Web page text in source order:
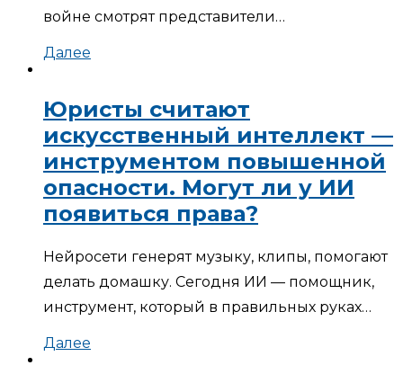
войне смотрят представители…
Далее
Юристы считают
искусственный интеллект —
инструментом повышенной
опасности. Могут ли у ИИ
появиться права?
Нейросети генерят музыку, клипы, помогают
делать домашку. Сегодня ИИ — помощник,
инструмент, который в правильных руках…
Далее